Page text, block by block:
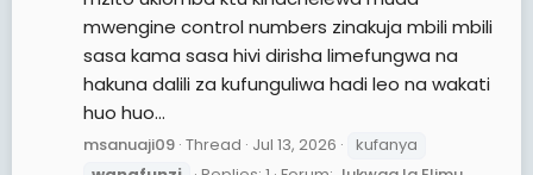
mwengine control numbers zinakuja mbili mbili
sasa kama sasa hivi dirisha limefungwa na
hakuna dalili za kufunguliwa hadi leo na wakati
huo huo...
msanuaji09 Thread Jul 13, 2026
kufanya